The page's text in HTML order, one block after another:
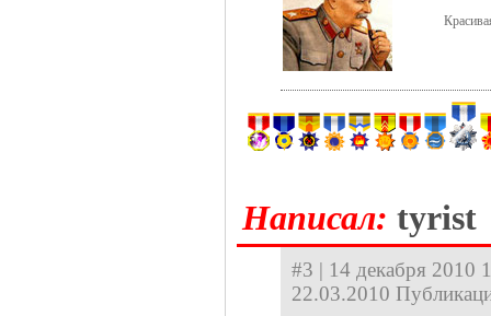
Hаписал: tyrist
#3 | 14 декабря 2010
22.03.2010